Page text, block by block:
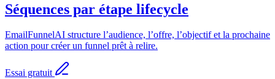
Séquences par étape lifecycle
EmailFunnelAI structure l’audience, l’offre, l’objectif et la prochaine
action pour créer un funnel prêt à relire.
Essai gratuit